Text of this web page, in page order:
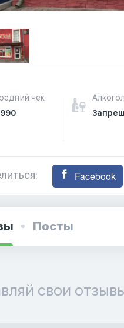
чек
Facebook
Посты
свои